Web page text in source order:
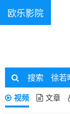
欧乐影院
搜索 徐若
视频 文章